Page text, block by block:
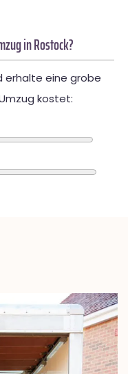
in Rostock?
erhalte eine grobe
kostet: